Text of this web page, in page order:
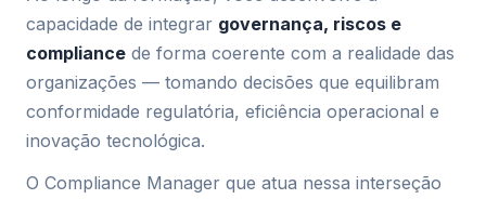
capacidade de integrar governança, riscos e
compliance de forma coerente com a realidade das
organizações — tomando decisões que equilibram
conformidade regulatória, eficiência operacional e
inovação tecnológica.
O Compliance Manager que atua nessa interseção